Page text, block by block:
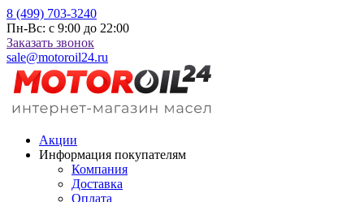
8 (499) 703-3240
Пн-Вс: с 9:00 до 22:00
Заказать звонок
sale@motoroil24.ru
Акции
Информация покупателям
Компания
Доставка
Оплата